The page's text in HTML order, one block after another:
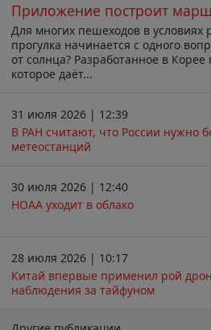
Приложение построит
Для многих пешеходов в
прогулка начинается с одного
от солнца? Разработанное в
которое даёт...
31 июля 2026 | 12:39
В РАН считают, что России нужно
метеостанций
30 июля 2026 | 12:40
НОАА уходит в облако
28 июля 2026 | 10:17
Китай впервые применил рой
наблюдения за тайфуном